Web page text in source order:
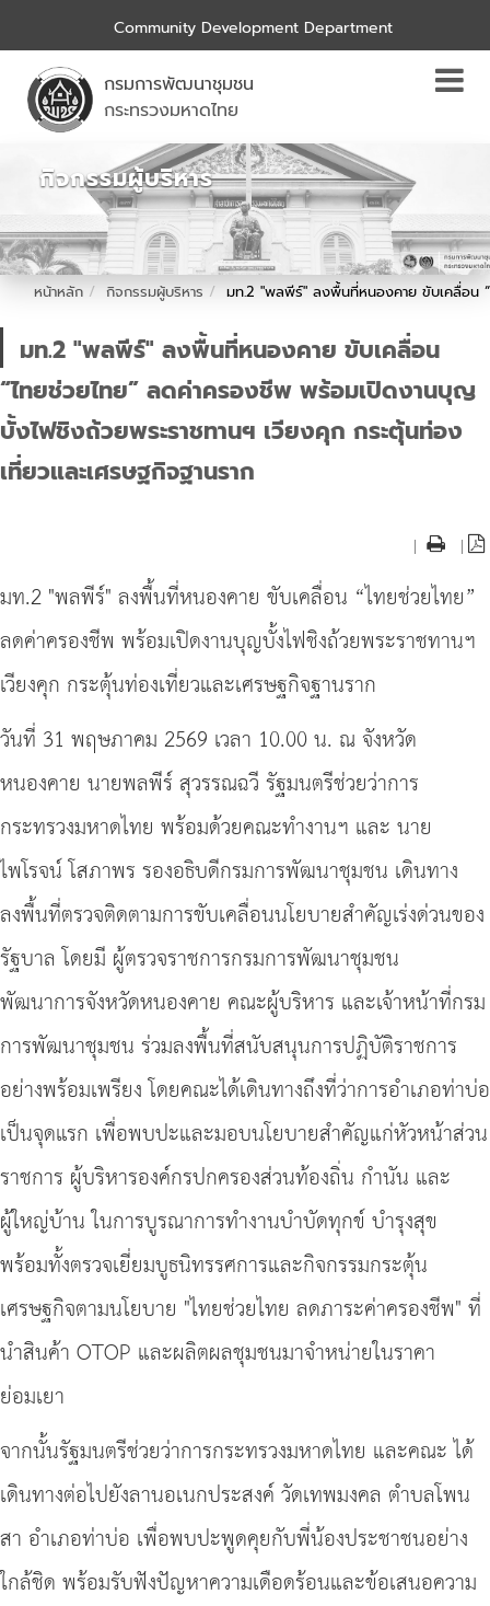
Community Development Department
กรมการพัฒนาชุมชน
กระทรวงมหาดไทย
กิจกรรมผู้บริหาร
หน้าหลัก กิจกรรมผู้บริหาร มท.2 "พลพีร์" ลงพื้นที่หนองคาย ขับเคลื่อน “
มท.2 "พลพีร์" ลงพื้นที่หนองคาย ขับเคลื่อน
“ไทยช่วยไทย” ลดค่าครองชีพ พร้อมเปิดงานบุญ
บั้งไฟชิงถ้วยพระราชทานฯ เวียงคุก กระตุ้นท่อง
เที่ยวและเศรษฐกิจฐานราก
| |
มท.2 "พลพีร์" ลงพื้นที่หนองคาย ขับเคลื่อน “ไทยช่วยไทย”
ลดค่าครองชีพ พร้อมเปิดงานบุญบั้งไฟชิงถ้วยพระราชทานฯ
เวียงคุก กระตุ้นท่องเที่ยวและเศรษฐกิจฐานราก
วันที่ 31 พฤษภาคม 2569 เวลา 10.00 น. ณ จังหวัด
หนองคาย นายพลพีร์ สุวรรณฉวี รัฐมนตรีช่วยว่าการ
กระทรวงมหาดไทย พร้อมด้วยคณะทำงานฯ และ นาย
ไพโรจน์ โสภาพร รองอธิบดีกรมการพัฒนาชุมชน เดินทาง
ลงพื้นที่ตรวจติดตามการขับเคลื่อนนโยบายสำคัญเร่งด่วนของ
รัฐบาล โดยมี ผู้ตรวจราชการกรมการพัฒนาชุมชน
พัฒนาการจังหวัดหนองคาย คณะผู้บริหาร และเจ้าหน้าที่กรม
การพัฒนาชุมชน ร่วมลงพื้นที่สนับสนุนการปฏิบัติราชการ
อย่างพร้อมเพรียง โดยคณะได้เดินทางถึงที่ว่าการอำเภอท่าบ่อ
เป็นจุดแรก เพื่อพบปะและมอบนโยบายสำคัญแก่หัวหน้าส่วน
ราชการ ผู้บริหารองค์กรปกครองส่วนท้องถิ่น กำนัน และ
ผู้ใหญ่บ้าน ในการบูรณาการทำงานบำบัดทุกข์ บำรุงสุข
พร้อมทั้งตรวจเยี่ยมบูธนิทรรศการและกิจกรรมกระตุ้น
เศรษฐกิจตามนโยบาย "ไทยช่วยไทย ลดภาระค่าครองชีพ" ที่
นำสินค้า OTOP และผลิตผลชุมชนมาจำหน่ายในราคา
ย่อมเยา
จากนั้นรัฐมนตรีช่วยว่าการกระทรวงมหาดไทย และคณะ ได้
เดินทางต่อไปยังลานอเนกประสงค์ วัดเทพมงคล ตำบลโพน
สา อำเภอท่าบ่อ เพื่อพบปะพูดคุยกับพี่น้องประชาชนอย่าง
ใกล้ชิด พร้อมรับฟังปัญหาความเดือดร้อนและข้อเสนอความ